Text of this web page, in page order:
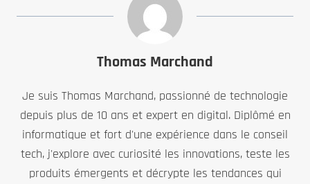
Thomas Marchand
Je suis Thomas Marchand, passionné de technologie
depuis plus de 10 ans et expert en digital. Diplômé en
informatique et fort d'une expérience dans le conseil
tech, j'explore avec curiosité les innovations, teste les
produits émergents et décrypte les tendances qui